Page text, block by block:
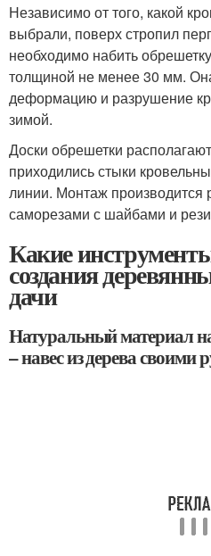
Независимо от того, какой
выбрали, поверх стропил
необходимо набить
толщиной не менее 30 мм.
деформацию и разрушение
зимой.
Доски обрешетки
приходились стыки
линии. Монтаж производится
саморезами с шайбами и
Какие
создания
дачи
Натуральный материал
– навес из дерева своими